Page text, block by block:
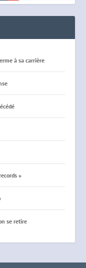
à sa carrière
»
se retire